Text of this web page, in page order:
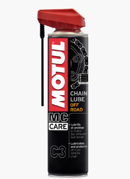
Encuentra un centro Motul